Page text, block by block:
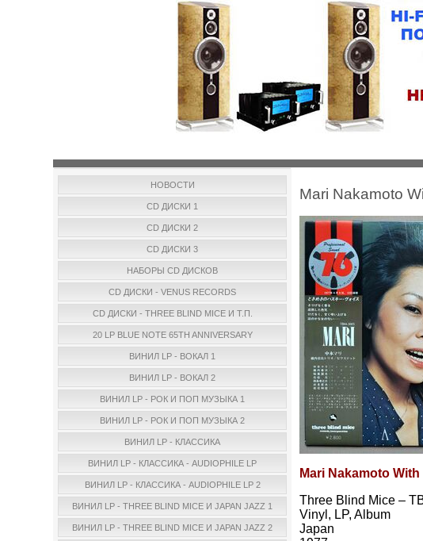
НОВОСТИ
CD ДИСКИ 1
CD ДИСКИ 2
CD ДИСКИ 3
НАБОРЫ CD ДИСКОВ
CD ДИСКИ - VENUS RECORDS
CD ДИСКИ - THREE BLIND MICE И Т.П.
20 LP BLUE NOTE 65TH ANNIVERSARY
ВИНИЛ LP - ВОКАЛ 1
ВИНИЛ LP - ВОКАЛ 2
ВИНИЛ LP - РОК И ПОП МУЗЫКА 1
ВИНИЛ LP - РОК И ПОП МУЗЫКА 2
ВИНИЛ LP - КЛАССИКА
ВИНИЛ LP - КЛАССИКА - AUDIOPHILE LP
ВИНИЛ LP - КЛАССИКА - AUDIOPHILE LP 2
ВИНИЛ LP - THREE BLIND MICE И JAPAN JAZZ 1
ВИНИЛ LP - THREE BLIND MICE И JAPAN JAZZ 2
Mari Nakamoto
Mari Nakamoto
Three Blind Mice –
Vinyl, LP, Album
Japan